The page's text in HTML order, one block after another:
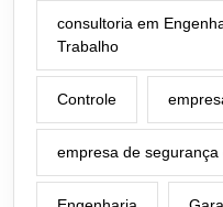
consultoria em
Trabalho
Controle
empresa de